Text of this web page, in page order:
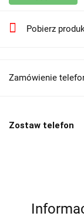
Pobierz
Zamówienie
Zostaw telefon